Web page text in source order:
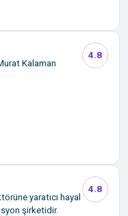
Kalaman
4.8
yaratıcı hayal
şirketidir.
4.8